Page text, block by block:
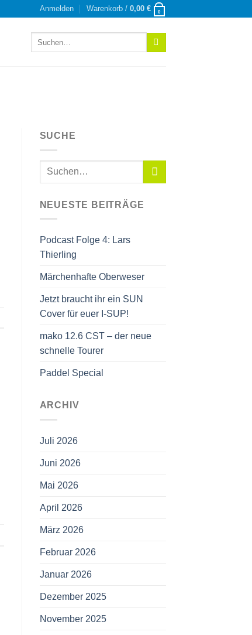
Anmelden Warenkorb / 0,00 € 0
SUCHE
NEUESTE BEITRÄGE
Podcast Folge 4: Lars
Thierling
Märchenhafte Oberweser
Jetzt braucht ihr ein SUN
Cover für euer I-SUP!
mako 12.6 CST – der neue
schnelle Tourer
Paddel Special
ARCHIV
Juli 2026
Juni 2026
Mai 2026
April 2026
März 2026
Februar 2026
Januar 2026
Dezember 2025
November 2025